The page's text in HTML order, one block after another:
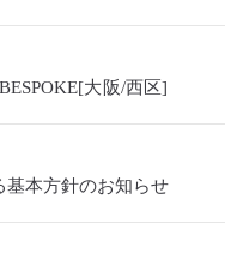
大阪/西区]
基本方針のお知らせ